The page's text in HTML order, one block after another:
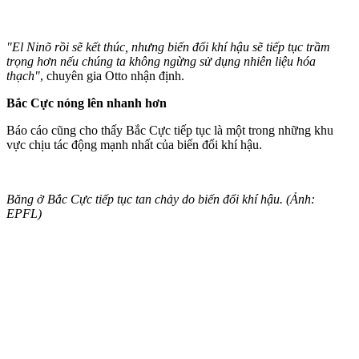
"El Ninõ rồi sẽ kết thúc, nhưng biến đổi khí hậu sẽ tiếp tục trầm
trọng hơn nếu chúng ta không ngừng sử dụng nhiên liệu hóa
thạch", chuyên gia Otto nhận định.
Bắc Cực nóng lên nhanh hơn
Báo cáo cũng cho thấy Bắc Cực tiếp tục là một trong những khu
vực chịu tác động mạnh nhất của biến đổi khí hậu.
Băng ở Bắc Cực tiếp tục tan chảy do biến đổi khí hậu. (Ảnh:
EPFL)